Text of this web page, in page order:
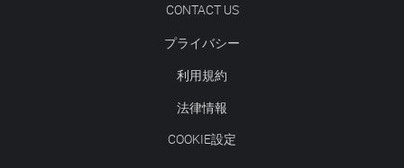
CONTACT US
プライバシー
利用規約
法律情報
COOKIE設定